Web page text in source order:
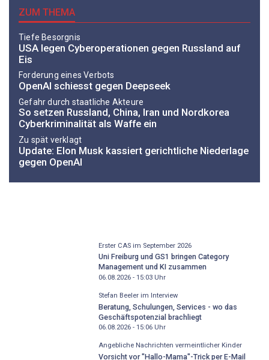
ZUM THEMA
Tiefe Besorgnis
USA legen Cyberoperationen gegen Russland auf
Eis
Forderung eines Verbots
OpenAI schiesst gegen Deepseek
Gefahr durch staatliche Akteure
So setzen Russland, China, Iran und Nordkorea
Cyberkriminalität als Waffe ein
Zu spät verklagt
Update: Elon Musk kassiert gerichtliche Niederlage
gegen OpenAI
Erster CAS im September 2026
Uni Freiburg und GS1 bringen Category
Management und KI zusammen
06.08.2026 - 15:03Uhr
Stefan Beeler im Interview
Beratung, Schulungen, Services - wo das
Geschäftspotenzial brachliegt
06.08.2026 - 15:06Uhr
Angebliche Nachrichten vermeintlicher Kinder
Vorsicht vor "Hallo-Mama"-Trick per E-Mail